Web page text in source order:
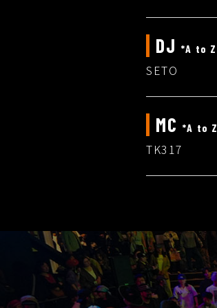
DJ *A to Z
SETO
MC *A to Z
TK317